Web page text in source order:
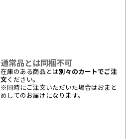
通常品とは同梱不可
在庫のある商品とは別々のカートでご注
文 ください。
※同時にご注文いただいた場合はおまと
めしてのお届けになります。